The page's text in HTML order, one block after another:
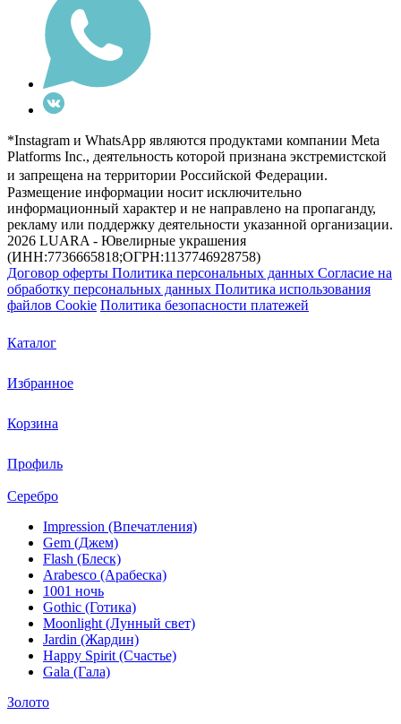
*Instagram и WhatsApp являются продуктами компании Meta
Platforms Inc., деятельность которой признана экстремистской
и запрещена на территории Российской Федерации.
Размещение информации носит исключительно
информационный характер и не направлено на пропаганду,
рекламу или поддержку деятельности указанной организации.
2026 LUARA - Ювелирные украшения
(ИНН:7736665818;ОГРН:1137746928758)
Договор оферты Политика персональных данных Согласие на
обработку персональных данных Политика использования
файлов Cookie Политика безопасности платежей
Каталог
Избранное
Корзина
Профиль
Серебро
Impression (Впечатления)
Gem (Джем)
Flash (Блеск)
Arabesco (Арабеска)
1001 ночь
Gothic (Готика)
Moonlight (Лунный свет)
Jardin (Жардин)
Happy Spirit (Счастье)
Gala (Гала)
Золото